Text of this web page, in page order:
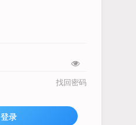
找回密码
登录